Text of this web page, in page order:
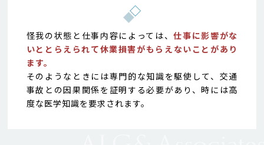
怪我の状態と仕事内容によっては、仕事に影響がな
いととらえられて休業損害がもらえないことがあり
ます。
そのようなときには専門的な知識を駆使して、交通
事故との因果関係を証明する必要があり、時には高
度な医学知識を要求されます。